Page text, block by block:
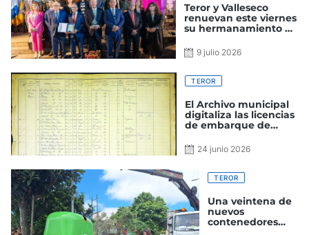
Teror y Valleseco
renuevan este viernes
su hermanamiento en
celebración
9 julio 2026
TEROR
El Archivo municipal
digitaliza las licencias
de embarque de
terorenses entre 1853
y 1922
24 junio 2026
TEROR
Una veintena de
nuevos
contenedores